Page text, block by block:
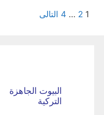
2
…
4 التالى
البيوت الجاهزة
التركية